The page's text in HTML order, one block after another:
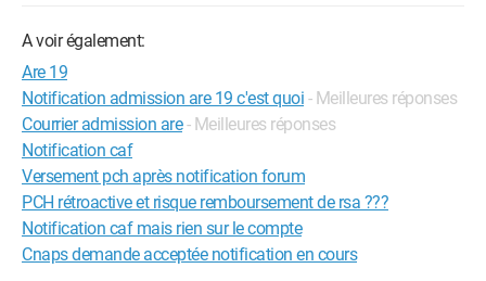
A voir également:
Are 19
Notification admission are 19 c'est quoi - Meilleures réponses
Courrier admission are - Meilleures réponses
Notification caf
Versement pch après notification forum
PCH rétroactive et risque remboursement de rsa ???
Notification caf mais rien sur le compte
Cnaps demande acceptée notification en cours